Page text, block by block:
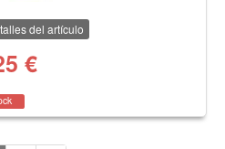
del artículo
€